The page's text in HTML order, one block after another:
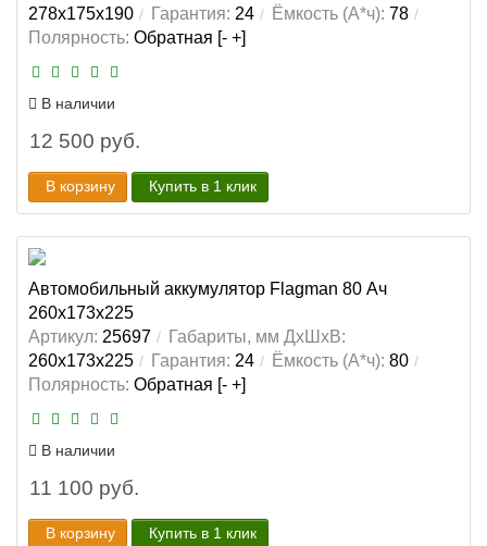
278x175x190
Гарантия: 24 Ёмкость (А*ч): 78
Полярность: Обратная [- +]
В наличии
12 500 руб.
В корзину Купить в 1 клик
Автомобильный аккумулятор Flagman 80 Ач
260x173x225
Артикул: 25697
Габариты, мм ДхШхВ:
260x173x225
Гарантия: 24 Ёмкость (А*ч): 80
Полярность: Обратная [- +]
В наличии
11 100 руб.
В корзину Купить в 1 клик